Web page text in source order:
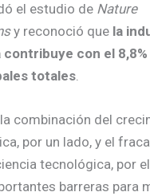
el estudio de Nature
y reconoció que la
con el 8,8%
totales.
combinación del
por un lado, y el
tecnológica, por
barreras para